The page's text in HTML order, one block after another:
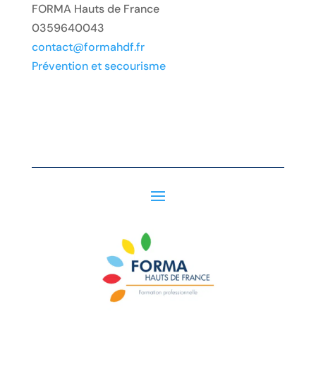
FORMA Hauts de France
0359640043
contact@formahdf.fr
Prévention et secourisme